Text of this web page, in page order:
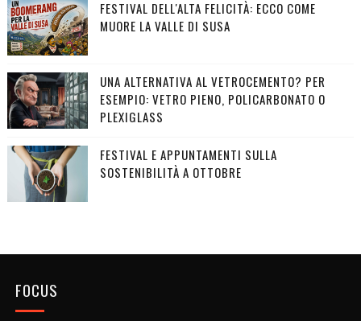
FESTIVAL DELL'ALTA FELICITÀ: ECCO COME
MUORE LA VALLE DI SUSA
UNA ALTERNATIVA AL VETROCEMENTO? PER
ESEMPIO: VETRO PIENO, POLICARBONATO O
PLEXIGLASS
FESTIVAL E APPUNTAMENTI SULLA
SOSTENIBILITÀ A OTTOBRE
FOCUS